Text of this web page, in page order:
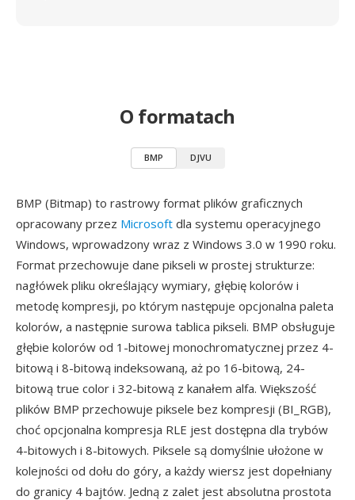
O formatach
BMP DJVU
BMP (Bitmap) to rastrowy format plików graficznych
opracowany przez Microsoft dla systemu operacyjnego
Windows, wprowadzony wraz z Windows 3.0 w 1990 roku.
Format przechowuje dane pikseli w prostej strukturze:
nagłówek pliku określający wymiary, głębię kolorów i
metodę kompresji, po którym następuje opcjonalna paleta
kolorów, a następnie surowa tablica pikseli. BMP obsługuje
głębie kolorów od 1-bitowej monochromatycznej przez 4-
bitową i 8-bitową indeksowaną, aż po 16-bitową, 24-
bitową true color i 32-bitową z kanałem alfa. Większość
plików BMP przechowuje piksele bez kompresji (BI_RGB),
choć opcjonalna kompresja RLE jest dostępna dla trybów
4-bitowych i 8-bitowych. Piksele są domyślnie ułożone w
kolejności od dołu do góry, a każdy wiersz jest dopełniany
do granicy 4 bajtów. Jedną z zalet jest absolutna prostota